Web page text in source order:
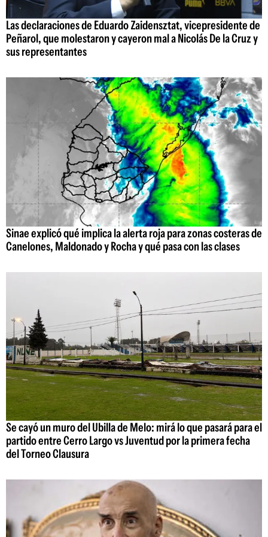
Las declaraciones de Eduardo Zaidensztat, vicepresidente de
Peñarol, que molestaron y cayeron mal a Nicolás De la Cruz y
sus representantes
Sinae explicó qué implica la alerta roja para zonas costeras de
Canelones, Maldonado y Rocha y qué pasa con las clases
Se cayó un muro del Ubilla de Melo: mirá lo que pasará para el
partido entre Cerro Largo vs Juventud por la primera fecha
del Torneo Clausura